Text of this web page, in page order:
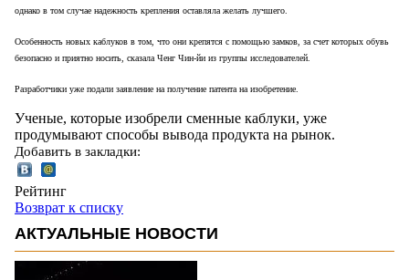
однако в том случае надежность крепления оставляла желать лучшего.
Особенность новых каблуков в том, что они крепятся с помощью замков, за счет которых обувь
безопасно и приятно носить, сказала Ченг Чин-йи из группы исследователей.
Разработчики уже подали заявление на получение патента на изобретение.
Ученые, которые изобрели сменные каблуки, уже
продумывают способы вывода продукта на рынок.
Добавить в закладки:
Рейтинг
Возврат к списку
АКТУАЛЬНЫЕ НОВОСТИ